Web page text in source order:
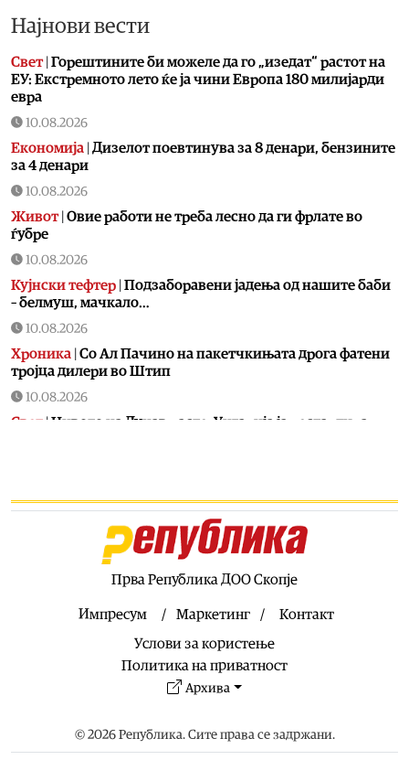
Најнови вести
Свет| Горештините би можеле да го „изедат“ растот на
ЕУ: Екстремното лето ќе ја чини Европа 180 милијарди
евра
10.08.2026
Економија Дизелот поевтинува за 8 денари, бензините
за 4 денари
10.08.2026
Живот| Овие работи не треба лесно да ги фрлате во
ѓубре
10.08.2026
Кујнски тефтер Подзаборавени јадења од нашите баби
– белмуш, мачкало…
10.08.2026
Хроника Со Ал Пачино на пакетчкињата дрога фатени
тројца дилери во Штип
10.08.2026
Свет |Нивото на Дунав расте, Унгарија ја рестартира
едно, можете да заработите до 40.000 евра годишно
Кујнски тефтер
Солена торта со крекери, брза и лесна
за подготовка, а многу вкусна
Груби, обвинение сè уште нема – ВРЕДИ и ДУИ со нови
следните два дена, од четврток мало освежување
Прва Република ДОО Скопје
Импресум Маркетинг
Контакт
Услови за користење
Политика на приватност
Архива
© 2026 Република. Сите права се задржани.